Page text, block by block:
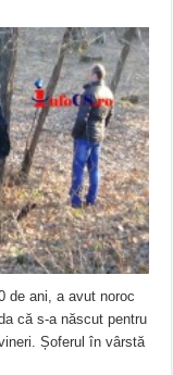
de ani, a avut noroc
că s-a născut pentru
Șoferul în vârstă